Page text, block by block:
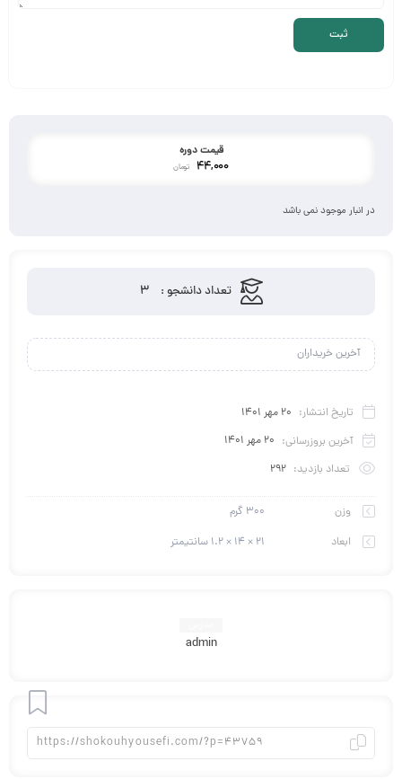
قیمت دوره
44,000 تومان
در انبار موجود نمی باشد
تعداد دانشجو : 3
آخرین خریداران
تاریخ انتشار: 20 مهر 1401
آخرین بروزرسانی: 20 مهر 1401
تعداد بازدید: 292
وزن
300 گرم
ابعاد
21 × 14 × 1.2 سانتیمتر
admin
افزودن